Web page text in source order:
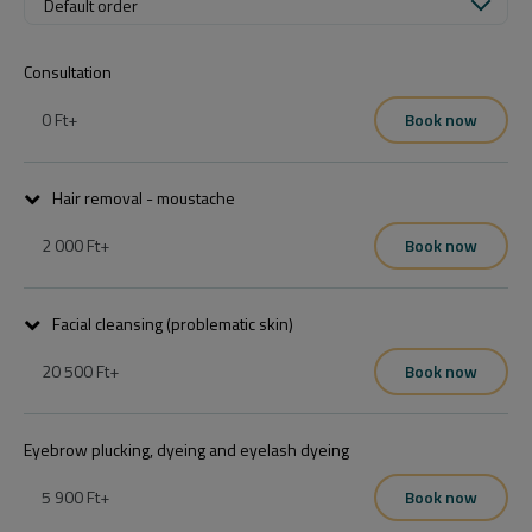
Default order
Consultation
0 Ft+ Book now
Hair removal - moustache
2 000 Ft+ Book now
Facial cleansing (problematic skin)
20 500 Ft+ Book now
Eyebrow plucking, dyeing and eyelash dyeing
5 900 Ft+ Book now